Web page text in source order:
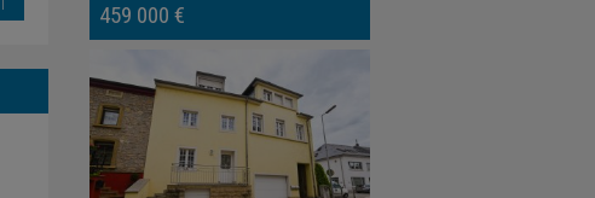
459 000 €